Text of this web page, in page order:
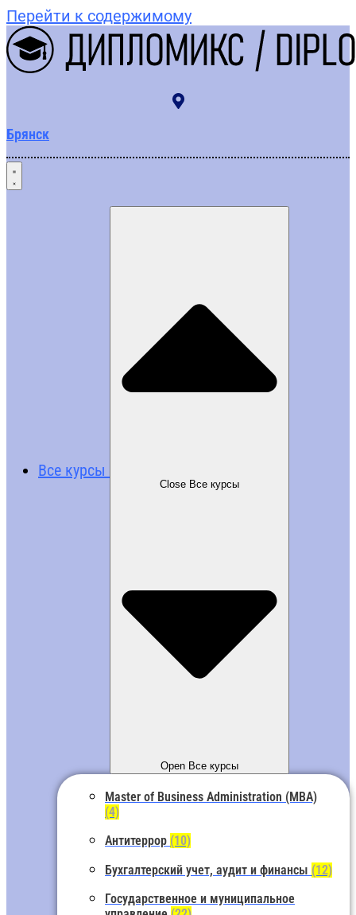
Перейти к содержимому
Брянск
Все курсы
Close Все курсы
Open Все курсы
Master of Business Administration (MBA)
(4)
Антитеррор (10)
Бухгалтерский учет, аудит и финансы (12)
Государственное и муниципальное